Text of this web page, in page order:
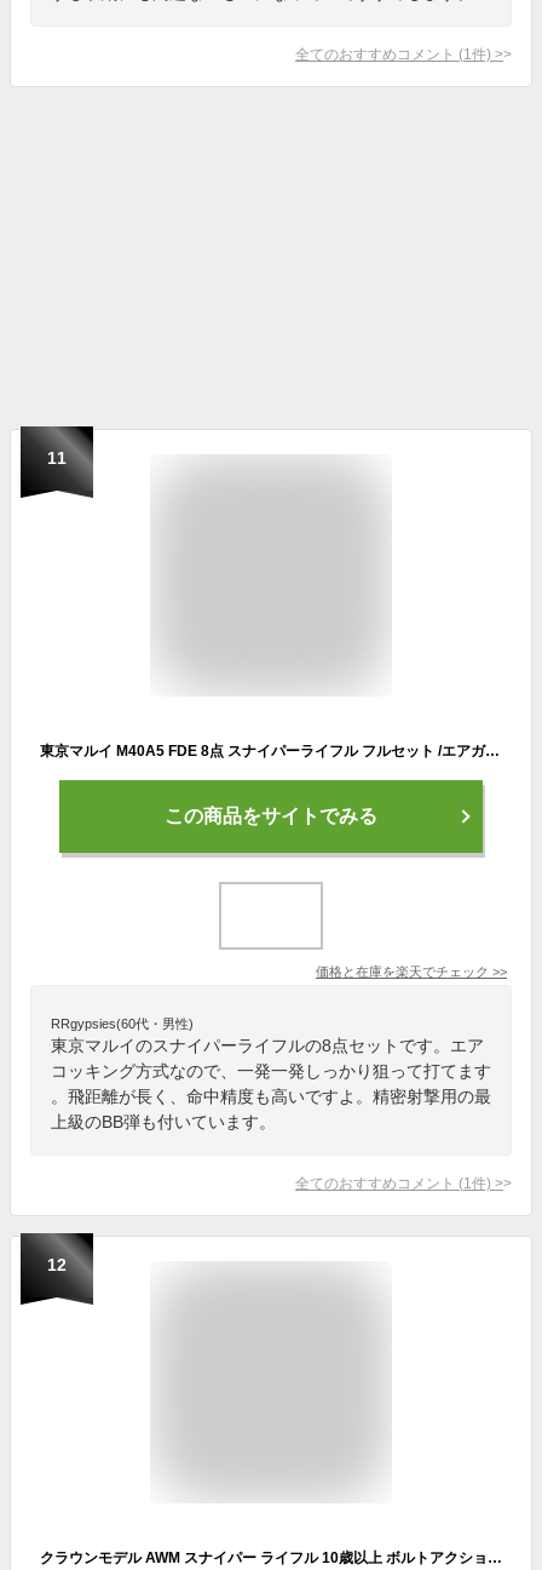
全てのおすすめコメント (1 件) >
11
東京マルイ M40A5 FDE 8点 スナイパーライフル フルセット /エアガン ボルトアクション スナイパー ライフル Sniper Rifle M40-A5 サバゲー 銃
この商品をサイトでみる
価格と在庫を楽天でチェック >>
RRgypsies(60代・男性)
東京マルイのスナイパーライフルの8点セットです。エア
コッキング方式なので、一発一発しっかり狙って打てます
。飛距離が長く、命中精度も高いですよ。精密射撃用の最
上級のBB弾も付いています。
全てのおすすめコメント (1 件) >
12
クラウンモデル AWM スナイパー ライフル 10歳以上 ボルトアクション エアーコッキングライフル